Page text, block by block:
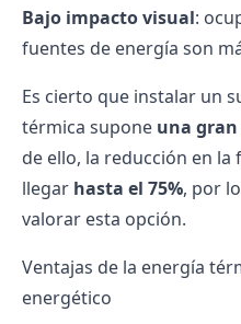
Bajo impacto visual:
fuentes de energía son
Es cierto que instalar un
térmica supone una
de ello, la reducción en la
llegar hasta el 75%, por
valorar esta opción.
Ventajas de la energía
energético